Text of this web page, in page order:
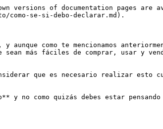
of documentation pages are
se-si-debo-declarar.md).
como te mencionamos
más fáciles de comprar, usar y
que es necesario realizar esto
y no como quizás debes estar pensando